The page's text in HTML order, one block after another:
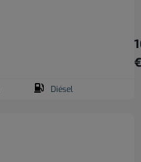
Diésel